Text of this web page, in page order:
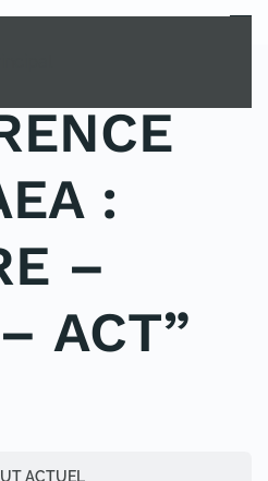
MENU
:
–
ACT”
ACTUEL